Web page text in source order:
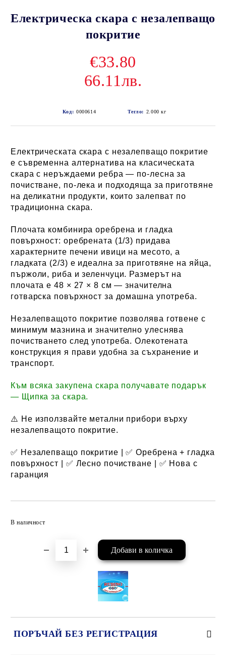
Електрическа скара с незалепващо
покритие
€33.80
66.11лв.
Код: 0000614 Тегло: 2.000 кг
Електрическата скара с незалепващо покритие
е съвременна алтернатива на класическата
скара с неръждаеми ребра — по-лесна за
почистване, по-лека и подходяща за приготвяне
на деликатни продукти, които залепват по
традиционна скара.
Плочата комбинира оребрена и гладка
повърхност: оребрената (1/3) придава
характерните печени ивици на месото, а
гладката (2/3) е идеална за приготвяне на яйца,
пържоли, риба и зеленчуци. Размерът на
плочата е 48 × 27 × 8 см — значителна
готварска повърхност за домашна употреба.
Незалепващото покритие позволява готвене с
минимум мазнина и значително улеснява
почистването след употреба. Олекотената
конструкция я прави удобна за съхранение и
транспорт.
Към всяка закупена скара получавате подарък
— Щипка за скара.
⚠️ Не използвайте метални прибори върху
незалепващото покритие.
✅ Незалепващо покритие | ✅ Оребрена + гладка
повърхност | ✅ Лесно почистване | ✅ Нова с
гаранция
В наличност
ПОРЪЧАЙ БЕЗ РЕГИСТРАЦИЯ